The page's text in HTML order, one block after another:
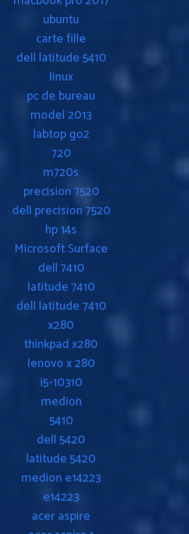
ubuntu
carte fille
dell latitude 5410
linux
pc de bureau
model 2013
labtop go2
720
m720s
precision 7520
dell precision 7520
hp 14s
Microsoft Surface
dell 7410
latitude 7410
dell latitude 7410
x280
thinkpad x280
lenovo x 280
i5-10310
medion
5410
dell 5420
latitude 5420
medion e14223
e14223
acer aspire